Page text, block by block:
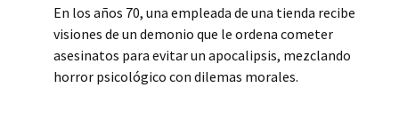
En los años 70, una empleada de una tienda recibe
visiones de un demonio que le ordena cometer
asesinatos para evitar un apocalipsis, mezclando
horror psicológico con dilemas morales.